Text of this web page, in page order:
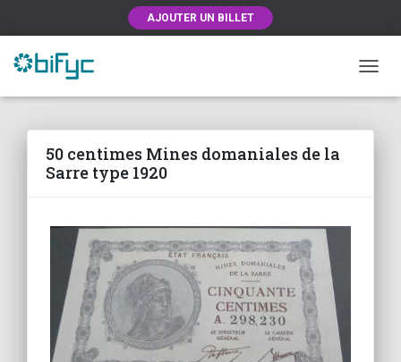
AJOUTER UN BILLET
50 centimes Mines domaniales de la
Sarre type 1920